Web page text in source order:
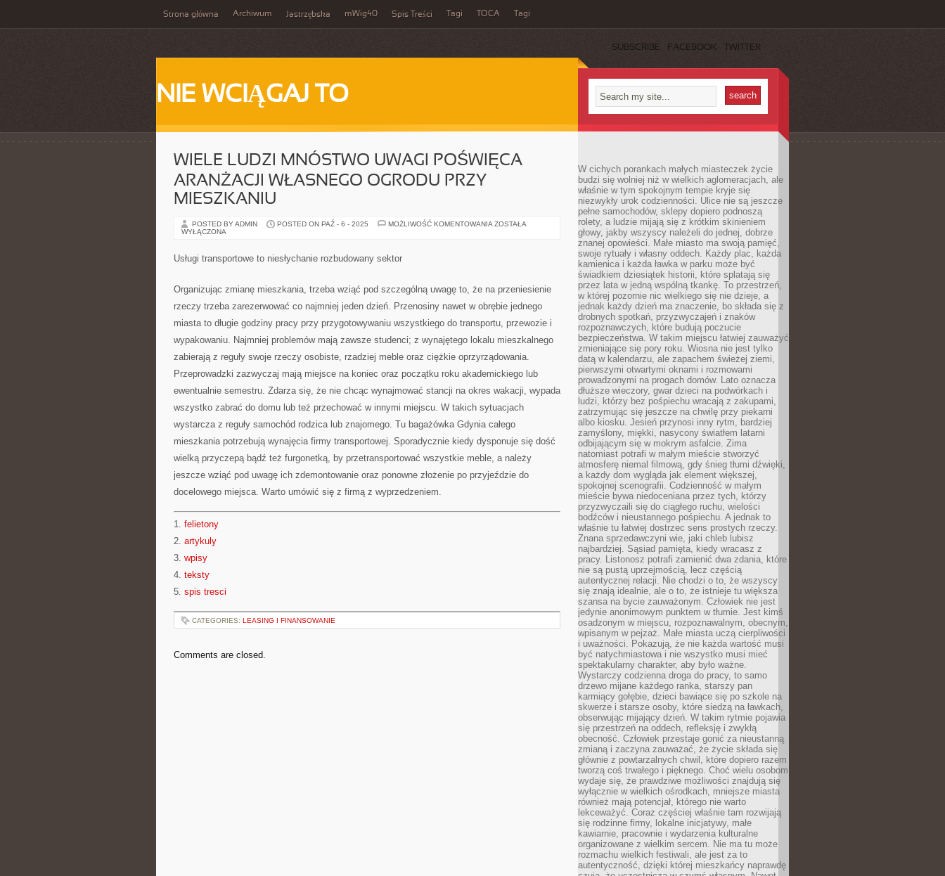
Strona główna Archiwum Jastrzębska mWig40 Spis Treści Tagi TOCA Tagi
SUBSCRIBE FACEBOOK TWITTER
NIE WCIĄGAJ TO
WIELE LUDZI MNÓSTWO UWAGI POŚWIĘCA
ARANŻACJI WŁASNEGO OGRODU PRZY
MIESZKANIU
POSTED BY ADMIN POSTED ON PAŹ - 6 - 2025 MOŻLIWOŚĆ KOMENTOWANIA WIELE
MIESZKANIU
ZOSTAŁA
WYŁĄCZONA
Usługi transportowe to niesłychanie rozbudowany sektor
Organizując zmianę mieszkania, trzeba wziąć pod szczególną uwagę to, że na przeniesienie
rzeczy trzeba zarezerwować co najmniej jeden dzień. Przenosiny nawet w obrębie jednego
miasta to długie godziny pracy przy przygotowywaniu wszystkiego do transportu, przewozie i
wypakowaniu. Najmniej problemów mają zawsze studenci; z wynajętego lokalu mieszkalnego
zabierają z reguły swoje rzeczy osobiste, rzadziej meble oraz ciężkie oprzyrządowania.
Przeprowadzki zazwyczaj mają miejsce na koniec oraz początku roku akademickiego lub
ewentualnie semestru. Zdarza się, że nie chcąc wynajmować stancji na okres wakacji, wypada
wszystko zabrać do domu lub też przechować w innymi miejscu. W takich sytuacjach
wystarcza z reguły samochód rodzica lub znajomego. Tu bagażówka Gdynia całego
mieszkania potrzebują wynajęcia firmy transportowej. Sporadycznie kiedy dysponuje się dość
wielką przyczepą bądź też furgonetką, by przetransportować wszystkie meble, a należy
jeszcze wziąć pod uwagę ich zdemontowanie oraz ponowne złożenie po przyjeździe do
docelowego miejsca. Warto umówić się z firmą z wyprzedzeniem.
1. felietony
2. artykuly
3. wpisy
4. teksty
5. spis tresci
CATEGORIES: LEASING I FINANSOWANIE
Comments are closed.
W cichych porankach małych miasteczek życie
budzi się wolniej niż w wielkich aglomeracjach, ale
właśnie w tym spokojnym tempie kryje się
niezwykły urok codzienności. Ulice nie są jeszcze
pełne samochodów, sklepy dopiero podnoszą
rolety, a ludzie mijają się z krótkim skinieniem
głowy, jakby wszyscy należeli do jednej, dobrze
znanej opowieści. Małe miasto ma swoją pamięć,
swoje rytuały i własny oddech. Każdy plac, każda
kamienica i każda ławka w parku może być
świadkiem dziesiątek historii, które splatają się
przez lata w jedną wspólną tkankę. To przestrzeń,
w której pozornie nic wielkiego się nie dzieje, a
jednak każdy dzień ma znaczenie, bo składa się z
drobnych spotkań, przyzwyczajeń i znaków
rozpoznawczych, które budują poczucie
bezpieczeństwa. W takim miejscu łatwiej zauważyć
zmieniające się pory roku. Wiosna nie jest tylko
datą w kalendarzu, ale zapachem świeżej ziemi,
pierwszymi otwartymi oknami i rozmowami
prowadzonymi na progach domów. Lato oznacza
dłuższe wieczory, gwar dzieci na podwórkach i
ludzi, którzy bez pośpiechu wracają z zakupami,
zatrzymując się jeszcze na chwilę przy piekarni
albo kiosku. Jesień przynosi inny rytm, bardziej
zamyślony, miękki, nasycony światłem latarni
odbijającym się w mokrym asfalcie. Zima
natomiast potrafi w małym mieście stworzyć
atmosferę niemal filmową, gdy śnieg tłumi dźwięki,
a każdy dom wygląda jak element większej,
spokojnej scenografii. Codzienność w małym
mieście bywa niedoceniana przez tych, którzy
przyzwyczaili się do ciągłego ruchu, wielości
bodźców i nieustannego pośpiechu. A jednak to
właśnie tu łatwiej dostrzec sens prostych rzeczy.
Znana sprzedawczyni wie, jaki chleb lubisz
najbardziej. Sąsiad pamięta, kiedy wracasz z
pracy. Listonosz potrafi zamienić dwa zdania, które
nie są pustą uprzejmością, lecz częścią
autentycznej relacji. Nie chodzi o to, że wszyscy
się znają idealnie, ale o to, że istnieje tu większa
szansa na bycie zauważonym. Człowiek nie jest
jedynie anonimowym punktem w tłumie. Jest kimś
osadzonym w miejscu, rozpoznawalnym, obecnym,
wpisanym w pejzaż. Małe miasta uczą cierpliwości
i uważności. Pokazują, że nie każda wartość musi
być natychmiastowa i nie wszystko musi mieć
spektakularny charakter, aby było ważne.
Wystarczy codzienna droga do pracy, to samo
drzewo mijane każdego ranka, starszy pan
karmiący gołębie, dzieci bawiące się po szkole na
skwerze i starsze osoby, które siedzą na ławkach,
obserwując mijający dzień. W takim rytmie pojawia
się przestrzeń na oddech, refleksję i zwykłą
obecność. Człowiek przestaje gonić za nieustanną
zmianą i zaczyna zauważać, że życie składa się
głównie z powtarzalnych chwil, które dopiero razem
tworzą coś trwałego i pięknego. Choć wielu osobom
wydaje się, że prawdziwe możliwości znajdują się
wyłącznie w wielkich ośrodkach, mniejsze miasta
również mają potencjał, którego nie warto
lekceważyć. Coraz częściej właśnie tam rozwijają
się rodzinne firmy, lokalne inicjatywy, małe
kawiarnie, pracownie i wydarzenia kulturalne
organizowane z wielkim sercem. Nie ma tu może
rozmachu wielkich festiwali, ale jest za to
autentyczność, dzięki której mieszkańcy naprawdę